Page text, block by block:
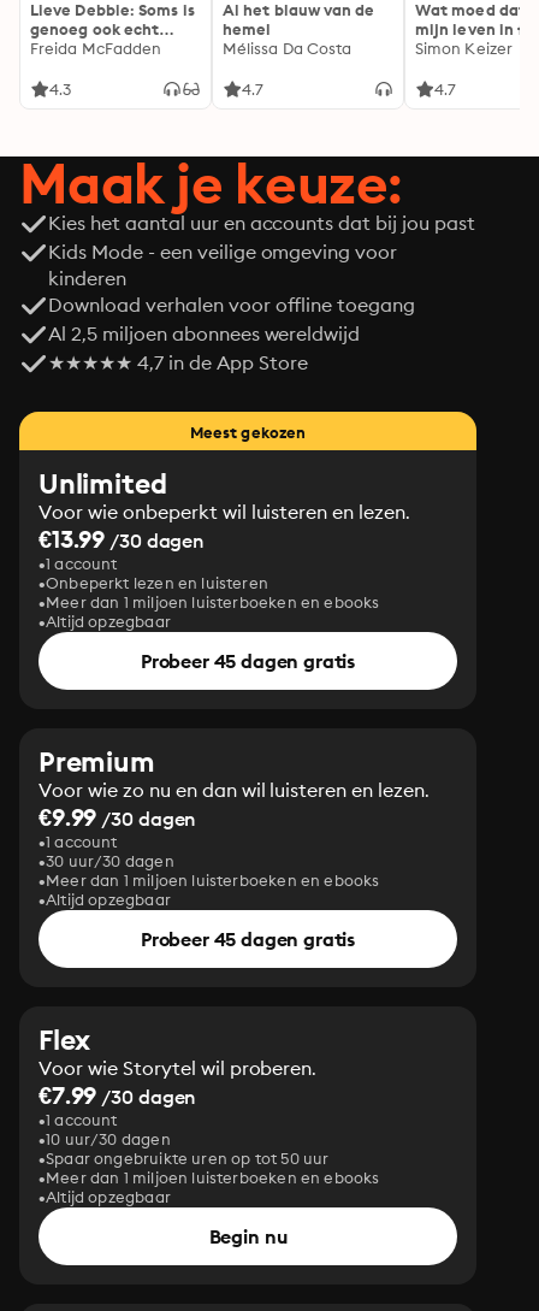
Lieve Debbie: Soms is
genoeg ook echt
genoeg...
Freida McFadden
4.3
Al het blauw van de
hemel
Mélissa Da Costa
4.7
Wat moed dat
mijn leven in
Simon Keizer
4.7
Maak je keuze:
Kies het aantal uur en accounts dat bij jou past
Kids Mode - een veilige omgeving voor
kinderen
Download verhalen voor offline toegang
Al 2,5 miljoen abonnees wereldwijd
★★★★★ 4,7 in de App Store
Meest gekozen
Unlimited
Voor wie onbeperkt wil luisteren en lezen.
€13.99 /30 dagen
1 account
Onbeperkt lezen en luisteren
Meer dan 1 miljoen luisterboeken en ebooks
Altijd opzegbaar
Probeer 45 dagen gratis
Premium
Voor wie zo nu en dan wil luisteren en lezen.
€9.99 /30 dagen
1 account
30 uur/30 dagen
Meer dan 1 miljoen luisterboeken en ebooks
Altijd opzegbaar
Probeer 45 dagen gratis
Flex
Voor wie Storytel wil proberen.
€7.99 /30 dagen
1 account
10 uur/30 dagen
Spaar ongebruikte uren op tot 50 uur
Meer dan 1 miljoen luisterboeken en ebooks
Altijd opzegbaar
Begin nu